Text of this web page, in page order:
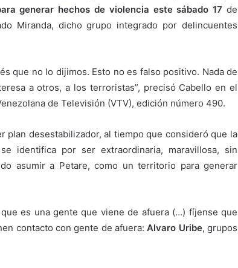
generar hechos de violencia este sábado 17 de
Miranda, dicho grupo integrado por delincuentes
que no lo dijimos. Esto no es falso positivo. Nada de
a otros, a los terroristas”, precisó Cabello en el
de Televisión (VTV), edición número 490.
plan desestabilizador, al tiempo que consideró que la
identifica por ser extraordinaria, maravillosa, sin
asumir a Petare, como un territorio para generar
es una gente que viene de afuera (…) fíjense que
contacto con gente de afuera:Alvaro Uribe, grupos